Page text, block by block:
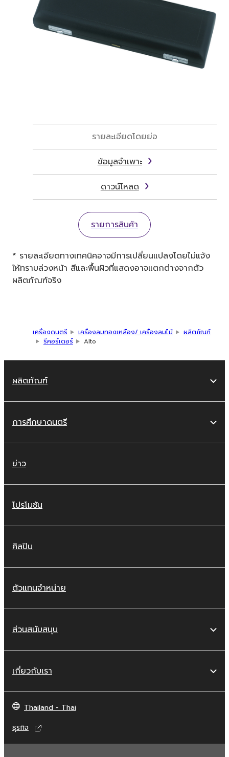
รายละเอียดโดยย่อ
ข้อมูลจำเพาะ
ดาวน์โหลด
รายการสินค้า
* รายละเอียดทางเทคนิคอาจมีการเปลี่ยนแปลงโดยไม่แจ้ง
ให้ทราบล่วงหน้า สีและพื้นผิวที่แสดงอาจแตกต่างจากตัว
ผลิตภัณฑ์จริง
เครื่องดนตรี เครื่องลมทองเหลือง/ เครื่องลมไม้
ผลิตภัณฑ์
รีคอร์เดอร์
Alto
ผลิตภัณฑ์
การศึกษาดนตรี
ข่าว
โปรโมชัน
ศิลปิน
ตัวแทนจำหน่าย
ส่วนสนับสนุน
เกี่ยวกับเรา
Thailand - Thai
ธุรกิจ